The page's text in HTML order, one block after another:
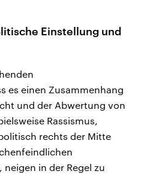
Einstellung und
es einen Zusammenhang
und der Abwertung von
Rassismus,
rechts der Mitte
in der Regel zu